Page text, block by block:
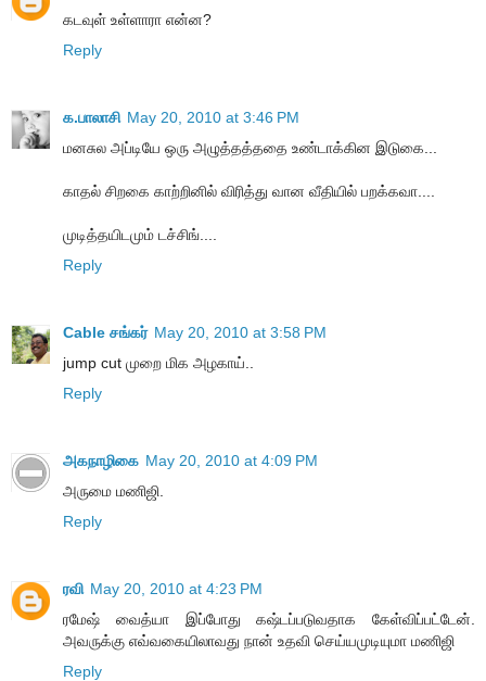
கடவுள் உள்ளாரா என்ன?
Reply
க.பாலாசி May 20, 2010 at 3:46 PM
மனசுல அப்டியே ஒரு அழுத்தத்ததை உண்டாக்கின இடுகை...
காதல் சிறகை காற்றினில் விரித்து வான வீதியில் பறக்கவா....
முடித்தயிடமும் டச்சிங்....
Reply
Cable சங்கர் May 20, 2010 at 3:58 PM
jump cut முறை மிக அழகாய்..
Reply
அகநாழிகை May 20, 2010 at 4:09 PM
அருமை மணிஜி.
Reply
ரவி May 20, 2010 at 4:23 PM
ரமேஷ் வைத்யா இப்போது கஷ்டப்படுவதாக கேள்விப்பட்டேன்.
அவருக்கு எவ்வகையிலாவது நான் உதவி செய்யமுடியுமா மணிஜி
Reply